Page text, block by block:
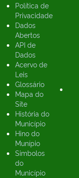
Política de
Privacidade
Dados
Abertos
API de
Dados
Acervo de
Leis
Glossário
Mapa do
Site
História do
Município
Hino do
Munípio
Simbolos
do
Município